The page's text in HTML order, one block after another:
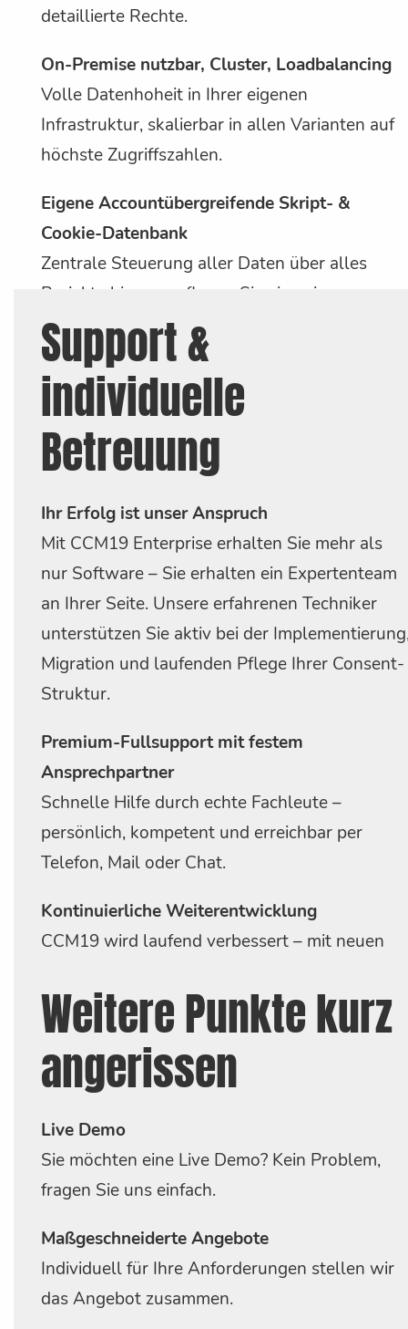
detaillierte Rechte.
On-Premise nutzbar, Cluster, Loadbalancing
Volle Datenhoheit in Ihrer eigenen
Infrastruktur, skalierbar in allen Varianten auf
höchste Zugriffszahlen.
Eigene Accountübergreifende Skript- &
Cookie-Datenbank
Zentrale Steuerung aller Daten über alles
Projekte hinweg, pflegen Sie eine eigene
Cookie Datenbank die die CCM19 Standard
Datenbank nahtlos erweitert.
Support &
individuelle
Betreuung
Ihr Erfolg ist unser Anspruch
Mit CCM19 Enterprise erhalten Sie mehr als
nur Software – Sie erhalten ein Expertenteam
an Ihrer Seite. Unsere erfahrenen Techniker
unterstützen Sie aktiv bei der
Migration und laufenden Pflege Ihrer Consent-
Struktur.
Premium-Fullsupport mit festem
Ansprechpartner
Schnelle Hilfe durch echte Fachleute –
persönlich, kompetent und erreichbar per
Telefon, Mail oder Chat.
Kontinuierliche Weiterentwicklung
CCM19 wird laufend verbessert – mit neuen
Performance-Optimierungen.
Persönliche Betreuung durch unser
Team
Bedarf ein persönlicher Kontakt zur Seite –
zuverlässig und direkt.
Weitere Punkte kurz
angerissen
Live Demo
Sie möchten eine Live Demo? Kein Problem,
fragen Sie uns einfach.
Maßgeschneiderte Angebote
Individuell für Ihre Anforderungen stellen wir
das Angebot zusammen.